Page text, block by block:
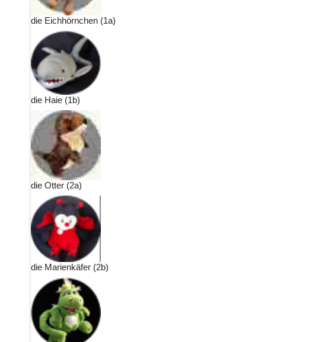
die Eichhörnchen (1a)
die Haie (1b)
die Otter (2a)
die Marienkäfer (2b)